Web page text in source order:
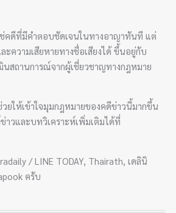
คดีที่มีคำตอบชัดเจนในทางอาญาทันที แต่
ะความเสียหายทางชื่อเสียงได้ ขึ้นอยู่กับ
นสถานการณ์จากผู้เชี่ยวชาญทางกฎหมาย
ยให้เข้าใจมุมกฎหมายของคดีข่าวนี้มากขึ้น
าวและบทวิเคราะห์เพิ่มเติมได้ที่
/ LINE TODAY, Thairath, เดลินิ
ครับ